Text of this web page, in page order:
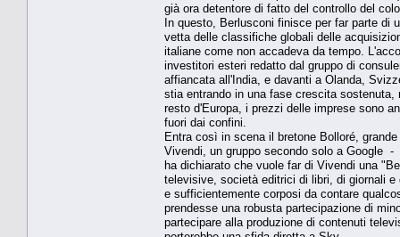
già ora detentore di fatto del controllo del
In questo, Berlusconi finisce per far parte di
vetta delle classifiche globali delle
italiane come non accadeva da tempo.
investitori esteri redatto dal gruppo di
affiancata all'India, e davanti a Olanda,
stia entrando in una fase crescita
resto d'Europa, i prezzi delle imprese sono
fuori dai confini.
Entra così in scena il bretone Bolloré,
Vivendi, un gruppo secondo solo a Google
ha dichiarato che vuole far di Vivendi una
televisive, società editrici di libri, di giornali
e sufficientemente corposi da contare
prendesse una robusta partecipazione di
partecipare alla produzione di contenuti